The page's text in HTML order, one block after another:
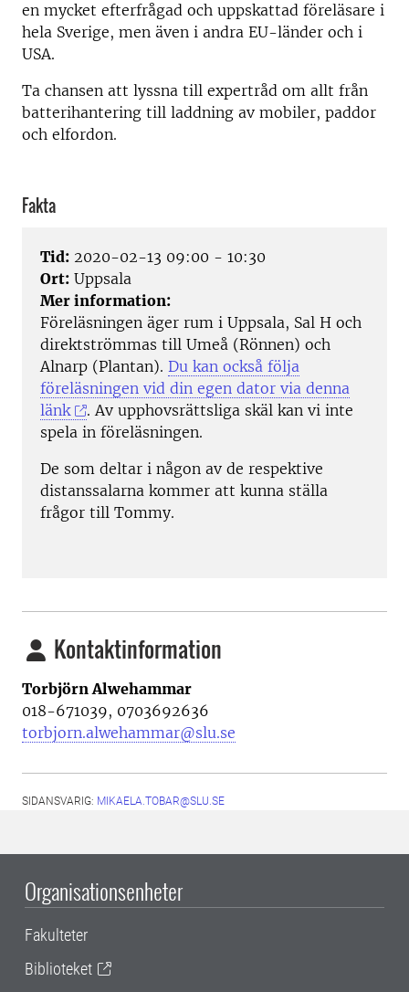
en mycket efterfrågad och uppskattad föreläsare i
hela Sverige, men även i andra EU-länder och i
USA.
Ta chansen att lyssna till expertråd om allt från
batterihantering till laddning av mobiler, paddor
och elfordon.
Fakta
Tid: 2020-02-13 09:00 - 10:30
Ort: Uppsala
Mer information:
Föreläsningen äger rum i Uppsala, Sal H och
direktströmmas till Umeå (Rönnen) och
Alnarp (Plantan). Du kan också följa
föreläsningen vid din egen dator via denna
länk
. Av upphovsrättsliga skäl kan vi inte
spela in föreläsningen.
De som deltar i någon av de respektive
distanssalarna kommer att kunna ställa
frågor till Tommy.
Kontaktinformation
Torbjörn Alwehammar
018-671039, 0703692636
torbjorn.alwehammar@slu.se
SIDANSVARIG: MIKAELA.TOBAR@SLU.SE
Organisationsenheter
Fakulteter
Biblioteket